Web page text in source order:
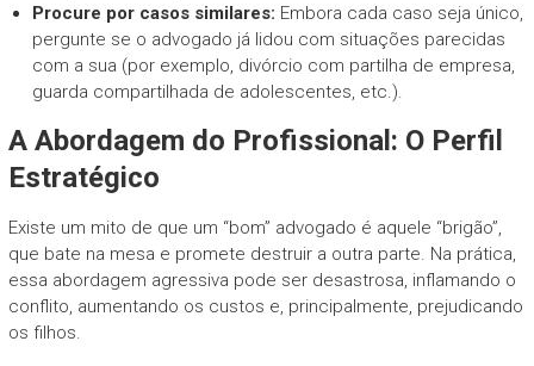
Procure por casos similares: Embora cada caso seja único,
pergunte se o advogado já lidou com situações parecidas
com a sua (por exemplo, divórcio com partilha de empresa,
guarda compartilhada de adolescentes, etc.).
A Abordagem do Profissional: O Perfil
Estratégico
Existe um mito de que um “bom” advogado é aquele “brigão”,
que bate na mesa e promete destruir a outra parte. Na prática,
essa abordagem agressiva pode ser desastrosa, inflamando o
conflito, aumentando os custos e, principalmente, prejudicando
os filhos.